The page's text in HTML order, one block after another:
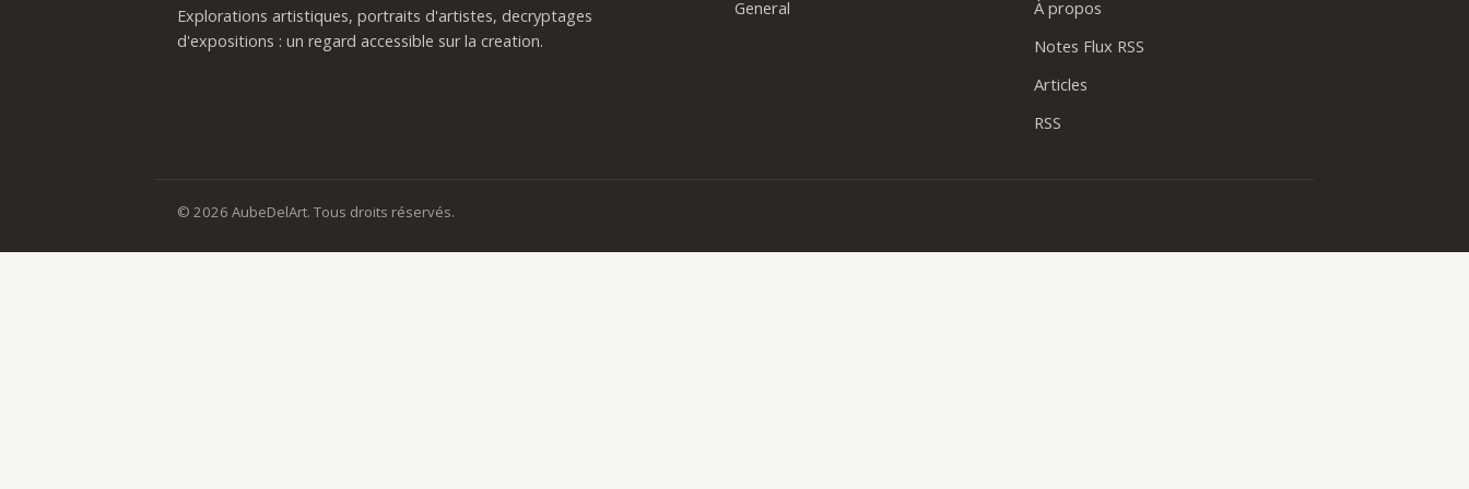
Explorations artistiques, portraits d'artistes, decryptages
d'expositions : un regard accessible sur la creation.
General
À propos
Notes Flux RSS
Articles
RSS
© 2026 AubeDelArt. Tous droits réservés.